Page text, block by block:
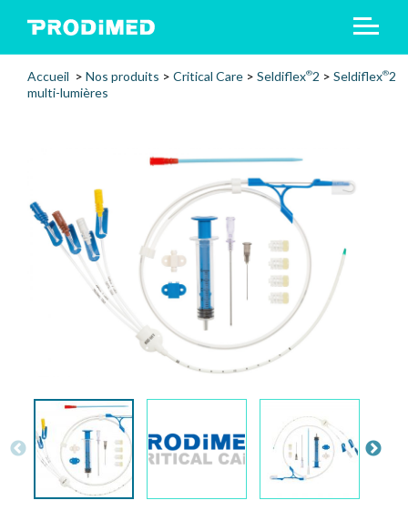
Accueil > Nos produits > Critical Care > Seldiflex®2 > Seldiflex®2
multi-lumières